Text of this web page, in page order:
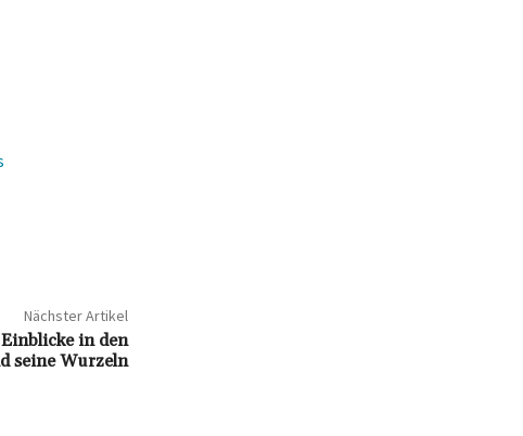
Nächster Artikel
in den
seine Wurzeln